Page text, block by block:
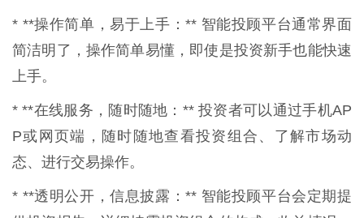
* **操作简单，易于上手：** 智能投顾平台通常界面
简洁明了，操作简单易懂，即使是投资新手也能快速
上手。
* **在线服务，随时随地：** 投资者可以通过手机AP
P或网页端，随时随地查看投资组合、了解市场动
态、进行交易操作。
* **透明公开，信息披露：** 智能投顾平台会定期提